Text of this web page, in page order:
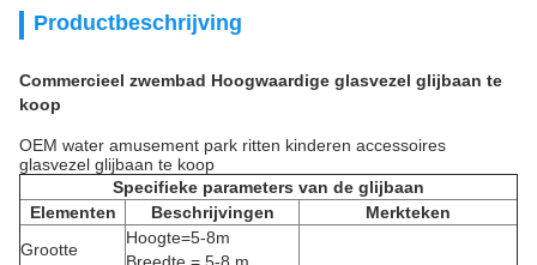
Productbeschrijving
Commercieel zwembad Hoogwaardige glasvezel glijbaan te
koop
OEM water amusement park ritten kinderen accessoires
glasvezel glijbaan te koop
Specifieke parameters van de glijbaan
Elementen
Beschrijvingen
Merkteken
Grootte
Hoogte=5-8m